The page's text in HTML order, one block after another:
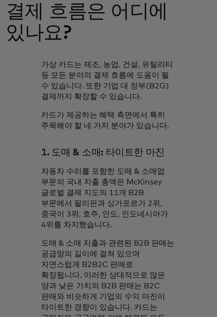
결제 흐름은 어디에
있나요?
가상 카드는 제조, 농업, 건설, 유틸리티
등 모든 분야의 결제 흐름에 도움이 될
수 있습니다. 또한 기업 대 정부(B2G)
결제까지 확장할 수 있습니다.
카드가 제공하는 혜택 측면에서 특히
주목해야 할 네 가지 분야가 있습니다.
1. 도매 & 소매: 타이트한 마진
자동차 수리를 포함한 도매 & 소매업
부문의 국내 지출 총액은 McKinsey
글로벌 결제 지도의 11개 B2B
부문에서 필리핀과 싱가포르가 2위,
중국이 3위, 호주, 인도, 인도네시아가
4위를 차지했습니다.
도매 & 소매 지출과 관련된 B2B 판매는
공급망의 길이에 걸쳐 있으며
자연스럽게 B2B2C 판매로
확장됩니다. 이러한 상대적으로 많은
양과 낮은 가치의 B2B 판매는 B2C
판매와 비슷하게 기업의 수익 마진이
타이트한 경향이 있습니다. 카드는